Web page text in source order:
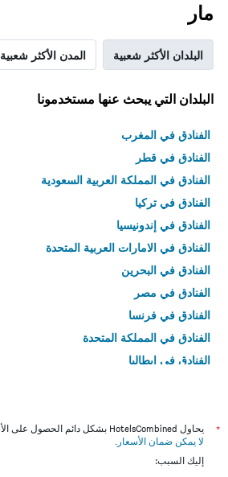
مار
البلدان الأكثر شعبية المدن الأكثر شعبية
البلدان التي يبحث عنها مستخدمونا
الفنادق في المغرب
الفنادق في قطر
الفنادق في المملكة العربية السعودية
الفنادق في تركيا
الفنادق في إندونيسيا
الفنادق في الامارات العربية المتحدة
الفنادق في البحرين
الفنادق في مصر
الفنادق في فرنسا
الفنادق في المملكة المتحدة
الفنادق في إيطاليا
*
يحاول HotelsCombined بشكل دائم الحصول على الأسعار الدقيقة، ولكن
لا يمكن ضمان الأسعار .
إليك السبب: